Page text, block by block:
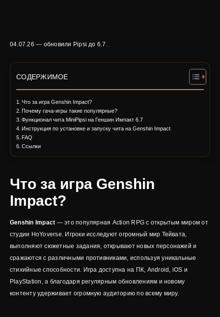
04.07.26 — обновили Pipsi до 6.7.
СОДЕРЖИМОЕ
Что за игра Genshin Impact?
Почему гача-игры такие популярные?
Функционал чита MiniPipsi на Геншин Импакт 6.7
Инструкция по установке и запуску чита на Genshin Impact
FAQ
Ссылки
Что за игра Genshin
Impact?
Genshin Impact — это популярная Action RPG с открытым миром от
студии HoYoverse. Игроки исследуют огромный мир Тейвата,
выполняют сюжетные задания, открывают новых персонажей и
сражаются с различными противниками, используя уникальные
стихийные способности. Игра доступна на ПК, Android, iOS и
PlayStation, а благодаря регулярным обновлениям и новому
контенту удерживает огромную аудиторию по всему миру.